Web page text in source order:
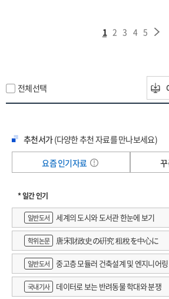
1 2 3 4 5
전체선택
추천서가(다양한 추천 자료를 만나보세요)
요즘 인기자료
* 일간 인기
일반도서
세계의 도시와 도서관 한눈에 보기
학위논문 唐宋財政史の硏究 租稅を中心に
일반도서 중고층 모듈러 건축설계 및 엔지니어
국내기사 데이터로 보는 반려동물 학대와 분쟁